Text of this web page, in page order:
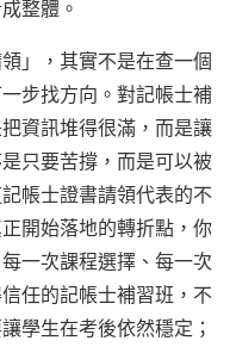
整體。
」，其實不是在查一個
步找方向。對記帳士補
資訊堆得很滿，而是讓
只要苦撐，而是可以被
帳士證書請領代表的不
開始落地的轉折點，你
一次課程選擇、每一次
任的記帳士補習班，不
學生在考後依然穩定；